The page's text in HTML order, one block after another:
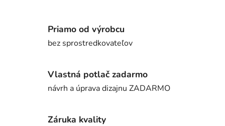
Priamo od výrobcu
bez sprostredkovateľov
Vlastná potlač zadarmo
návrh a úprava dizajnu ZADARMO
Záruka kvality